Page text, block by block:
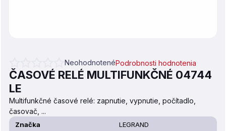
Priemerné hodnotenie produktu je 0,0 z 5 hviezdičiek.
NeohodnotenéPodrobnosti hodnotenia
ČASOVÉ RELÉ MULTIFUNKČNÉ 04744
LE
Multifunkčné časové relé: zapnutie, vypnutie, počítadlo,
časovač, ...
Značka
LEGRAND